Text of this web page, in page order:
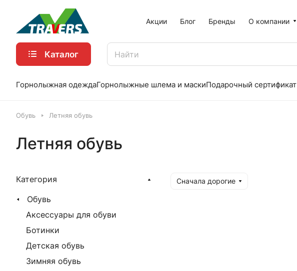
Акции Блог Бренды О компании
Каталог
Горнолыжная одеждаГорнолыжные шлема и маскиПодарочный сертификат
Обувь Летняя обувь
Летняя обувь
Сначала дорогие
Категория
Обувь
Аксессуары для обуви
Ботинки
Детская обувь
Зимняя обувь